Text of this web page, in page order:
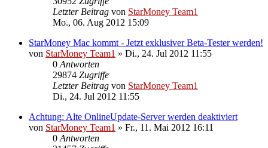
Letzter Beitrag von StarMoney Team1
Mo., 06. Aug 2012 15:09
StarMoney Mac kommt - Jetzt exklusiver Beta-Tester werden!
von StarMoney Team1 » Di., 24. Jul 2012 11:55
0 Antworten
29874 Zugriffe
Letzter Beitrag von StarMoney Team1
Di., 24. Jul 2012 11:55
Achtung: Alte OnlineUpdate-Server werden deaktiviert
von StarMoney Team1 » Fr., 11. Mai 2012 16:11
0 Antworten